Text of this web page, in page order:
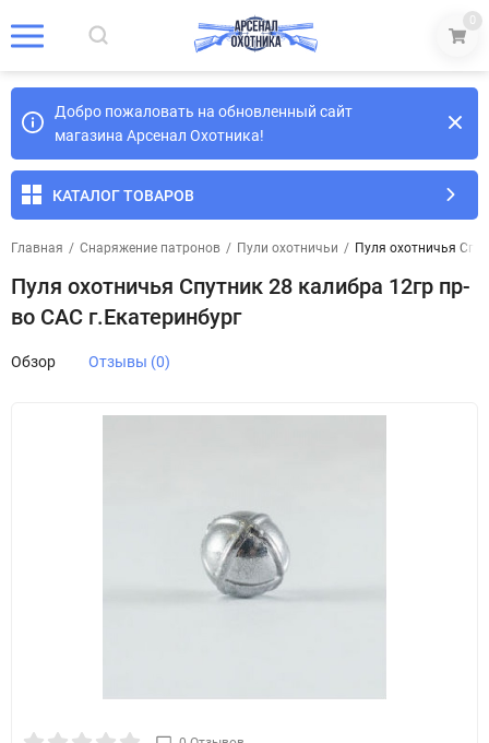
0
Добро пожаловать на обновленный сайт
магазина Арсенал Охотника!
КАТАЛОГ ТОВАРОВ
Главная / Снаряжение патронов / Пули охотничьи / Пуля охотничья
Пуля охотничья Спутник 28 калибра 12гр пр-
во САС г.Екатеринбург
Обзор Отзывы (0)